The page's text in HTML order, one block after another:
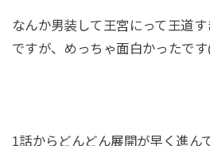
なんか男装して王宮にって王道
ですが、めっちゃ面白かったです
1話からどんどん展開が早く進ん